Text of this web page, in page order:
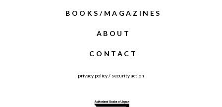
BOOKS/MAGAZINES
ABOUT
CONTACT
privacy policy/ security action